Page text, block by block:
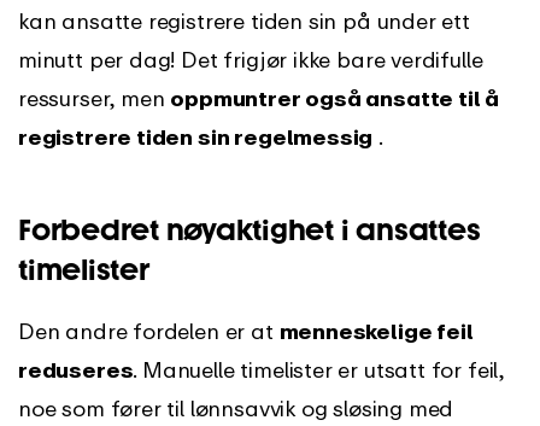
kan ansatte registrere tiden sin på under ett
minutt per dag! Det frigjør ikke bare verdifulle
ressurser, men oppmuntrer også ansatte til å
registrere tiden sin regelmessig .
Forbedret nøyaktighet i ansattes
timelister
Den andre fordelen er at menneskelige feil
reduseres. Manuelle timelister er utsatt for feil,
noe som fører til lønnsavvik og sløsing med